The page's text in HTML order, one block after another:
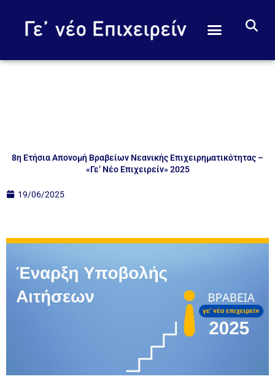
8η Ετήσια Απονομή Βραβείων Νεανικής Επιχειρηματικότητας –
«Γε’ Νέο Επιχειρείν» 2025
19/06/2025